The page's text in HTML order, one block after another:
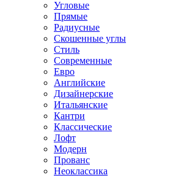
Угловые
Прямые
Радиусные
Скошенные углы
Стиль
Современные
Евро
Английские
Дизайнерские
Итальянские
Кантри
Классические
Лофт
Модерн
Прованс
Неоклассика